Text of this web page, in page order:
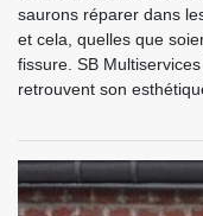
saurons réparer dans
et cela, quelles que
fissure. SB
retrouvent son